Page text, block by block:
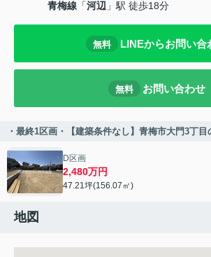
青梅線 「河辺 」駅 徒歩18分
無料 LINEからお問い合
無料 お問い合わせ
・最終1区画・【建築条件なし】青梅市大門3丁
D区画
2,480万円
47.21坪(156.07㎡)
地図